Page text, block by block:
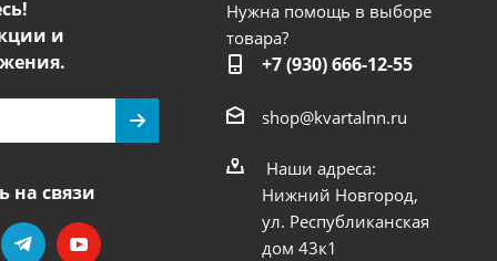
и
на связи
Нужна помощь в выборе
товара?
+7 (930) 666-12-55
shop@kvartalnn.ru
Наши адреса:
Нижний Новгород,
ул. Республиканская
дом 43к1